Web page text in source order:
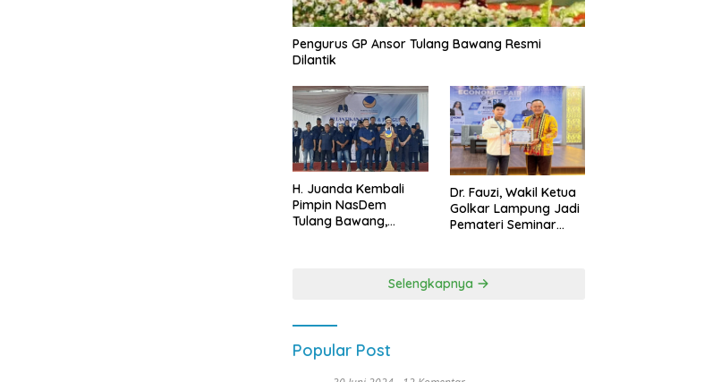
Pengurus GP Ansor Tulang Bawang Resmi
Dilantik
H. Juanda Kembali
Pimpin NasDem
Tulang Bawang,
Dr. Fauzi, Wakil Ketua
Golkar Lampung Jadi
Pemateri Seminar
Kebangsaan
Selengkapnya
Popular Post